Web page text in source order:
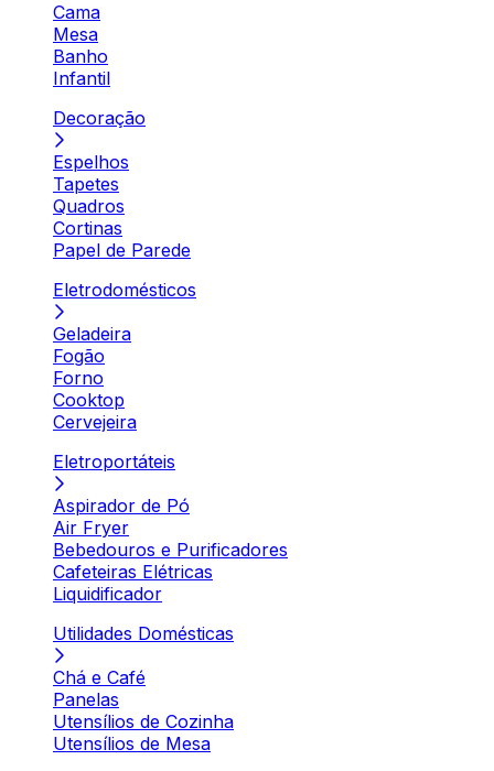
Cama
Mesa
Banho
Infantil
Decoração
Espelhos
Tapetes
Quadros
Cortinas
Papel de Parede
Eletrodomésticos
Geladeira
Fogão
Forno
Cooktop
Cervejeira
Eletroportáteis
Aspirador de Pó
Air Fryer
Bebedouros e Purificadores
Cafeteiras Elétricas
Liquidificador
Utilidades Domésticas
Chá e Café
Panelas
Utensílios de Cozinha
Utensílios de Mesa